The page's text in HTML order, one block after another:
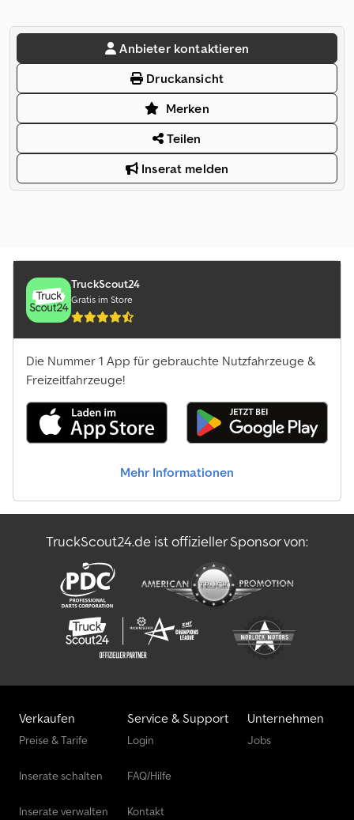
Anbieter kontaktieren
Druckansicht
Merken
Teilen
Inserat melden
TruckScout24
Gratis im Store
Die Nummer 1 App für gebrauchte Nutzfahrzeuge &
Freizeitfahrzeuge!
Mehr Informationen
TruckScout24.de ist offizieller Sponsor von:
Verkaufen
Preise & Tarife
Inserate schalten
Inserate verwalten
Service & Support
Login
FAQ/Hilfe
Kontakt
Unternehmen
Jobs